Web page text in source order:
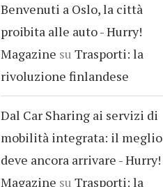
Benvenuti a Oslo, la città
proibita alle auto - Hurry!
Magazine su Trasporti: la
rivoluzione finlandese
Dal Car Sharing ai servizi di
mobilità integrata: il meglio
deve ancora arrivare - Hurry!
Magazine su Trasporti: la